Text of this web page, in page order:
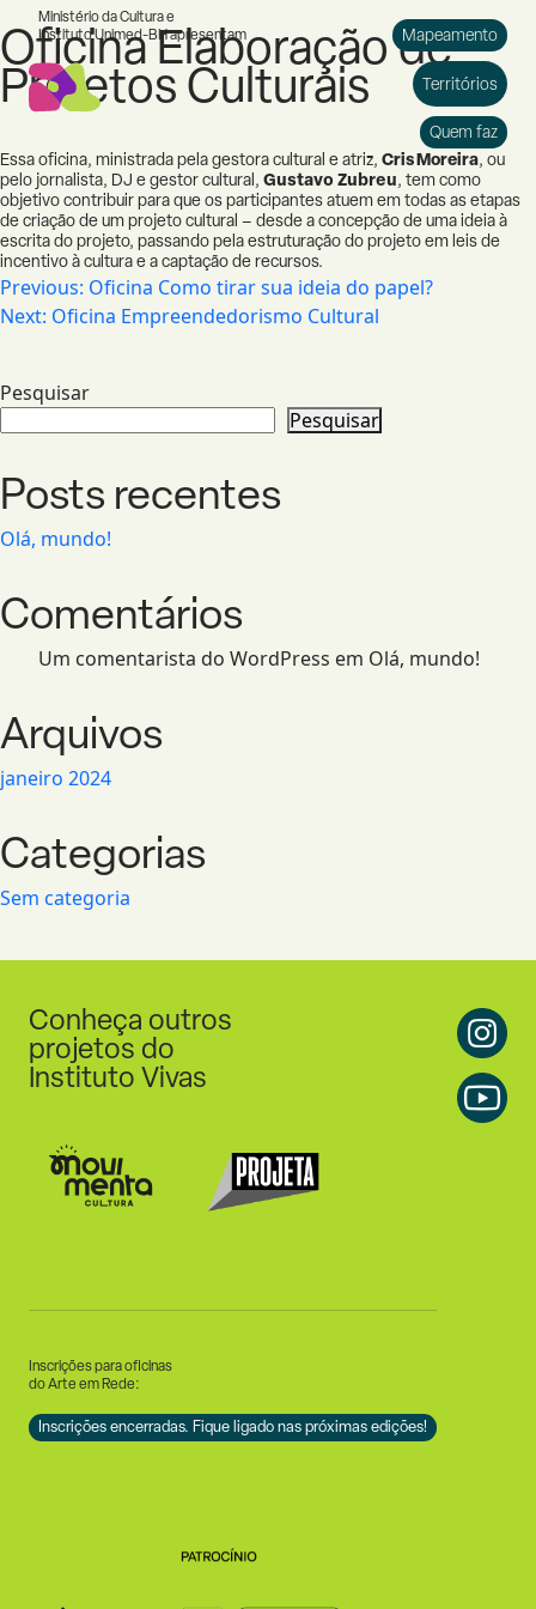
Ministério da Cultura e
Instituto Unimed-BH apresentam
Mapeamento
Territórios
2024 Morro das Pedras
2023 Betim
2023 Morro do Papagaio
Quem faz
Oficina Elaboração de
Projetos Culturais
Essa oficina, ministrada pela gestora cultural e atriz, Cris Moreira, ou
pelo jornalista, DJ e gestor cultural, Gustavo Zubreu, tem como
objetivo contribuir para que os participantes atuem em todas as etapas
de criação de um projeto cultural – desde a concepção de uma ideia à
escrita do projeto, passando pela estruturação do projeto em leis de
incentivo à cultura e a captação de recursos.
Navegação
de
Previous: Oficina Como tirar sua ideia do papel?
Next: Oficina Empreendedorismo Cultural
Pesquisar
Pesquisar
Posts recentes
Olá, mundo!
Comentários
Um comentarista do WordPress em Olá, mundo!
Arquivos
janeiro 2024
Categorias
Sem categoria
Conheça outros
projetos do
Instituto Vivas
Inscrições para oficinas
do Arte em Rede:
Inscrições encerradas. Fique ligado nas próximas edições!